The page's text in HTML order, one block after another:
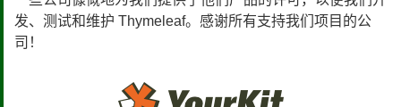
发、测试和维护 Thymeleaf。感谢所有支持我们项目的公
司！